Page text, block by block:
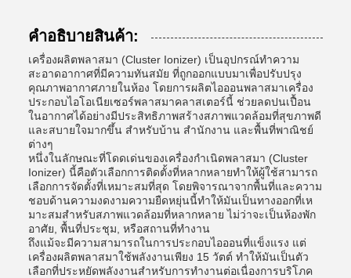
คําอธิบายสินค้า:
เครื่องผลิตพลาสมา (Cluster Ionizer) เป็นอุปกรณ์ทําความ
สะอาดอากาศที่มีความทันสมัย ที่ถูกออกแบบมาเพื่อปรับปรุง
คุณภาพอากาศภายในห้อง โดยการผลิตไอออนพลาสมาเครื่อง
ประกอบไอโอเนียเซอร์พลาสมาคลาสเตอร์นี้ ช่วยลดปนเปื้อน
ในอากาศได้อย่างมีประสิทธิภาพสร้างสภาพแวดล้อมที่สุขภาพดี
และสบายใจมากขึ้น สําหรับบ้าน สํานักงาน และพื้นที่พาณิชย์
ต่างๆ
หนึ่งในลักษณะที่โดดเด่นของเครื่องกําเนิดพลาสมา (Cluster
Ionizer) นี้คือตัวเลือกการติดตั้งที่หลากหลายทําให้ผู้ใช้สามารถ
เลือกการจัดตั้งที่เหมาะสมที่สุด โดยพิจารณาจากพื้นที่และความ
ชอบด้านความงดงามความยืดหยุ่นนี้ทําให้มันเป็นทางออกที่เห
มาะสมสําหรับสภาพแวดล้อมที่หลากหลาย ไม่ว่าจะเป็นห้องพัก
อาศัย, พื้นที่ประชุม, หรือสถานที่ทํางาน
ถึงแม้จะมีความสามารถในการประกอบไอออนที่แข็งแรง แต่
เครื่องผลิตพลาสมาใช้พลังงานเพียง 15 วัตต์ ทําให้มันเป็นตัว
เลือกที่ประหยัดพลังงานสําหรับการทํางานต่อเนื่องการบริโภค